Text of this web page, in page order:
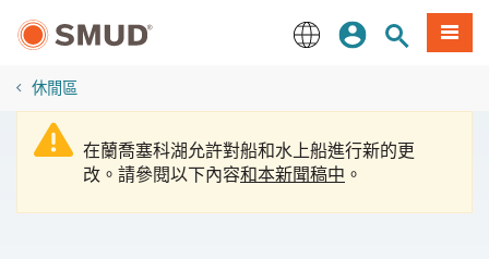
登入站內搜尋
選單
休閒區
在蘭喬塞科湖允許對船和水上船進行新的更
改。請參閱以下內容和本新聞稿中 。